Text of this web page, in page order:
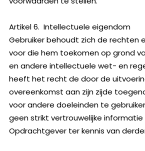
Artikel 6. Intellectuele eigendom
Gebruiker behoudt zich de rechten
voor die hem toekomen op grond
en andere intellectuele wet- en
heeft het recht de door de
overeenkomst aan zijn zijde
voor andere doeleinden te
geen strikt vertrouwelijke informatie
Opdrachtgever ter kennis van